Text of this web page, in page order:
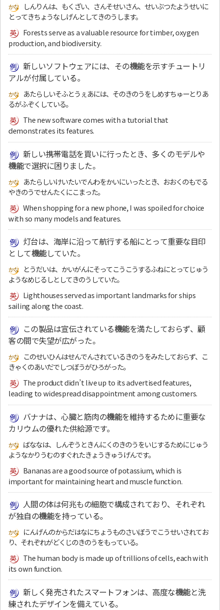
しんりんは、もくざい、さんそせいさん、せいぶつたようせいに
とってきちょうなしげんとしてきのうします。
Forests serve as a valuable resource for timber, oxygen
production, and biodiversity.
新しいソフトウェアには、その機能を示すチュートリ
アルが付属している。
あたらしいそふとうぇあには、そのきのうをしめすちゅーとりあ
るがふぞくしている。
The new software comes with a tutorial that
demonstrates its features.
新しい携帯電話を買いに行ったとき、多くのモデルや
機能で選択に困りました。
あたらしいけいたいでんわをかいにいったとき、おおくのもでる
やきのうでせんたくにこまった。
When shopping for a new phone, I was spoiled for choice
with so many models and features.
灯台は、海岸に沿って航行する船にとって重要な目印
として機能していた。
とうだいは、かいがんにそってこうこうするふねにとってじゅう
ようなめじるしとしてきのうしていた。
Lighthouses served as important landmarks for ships
sailing along the coast.
この製品は宣伝されている機能を満たしておらず、顧
客の間で失望が広がった。
このせいひんはせんでんされているきのうをみたしておらず、こ
きゃくのあいだでしつぼうがひろがった。
The product didn’t live up to its advertised features,
leading to widespread disappointment among customers.
バナナは、心臓と筋肉の機能を維持するために重要な
カリウムの優れた供給源です。
ばななは、しんぞうときんにくのきのうをいじするためにじゅう
ようなかりうむのすぐれたきょうきゅうげんです。
Bananas are a good source of potassium, which is
important for maintaining heart and muscle function.
人間の体は何兆もの細胞で構成されており、それぞれ
が独自の機能を持っている。
にんげんのからだはなにちょうものさいぼうでこうせいされてお
り、それぞれがどくじのきのうをもっている。
The human body is made up of trillions of cells, each with
its own function.
新しく発売されたスマートフォンは、高度な機能と洗
練されたデザインを備えている。